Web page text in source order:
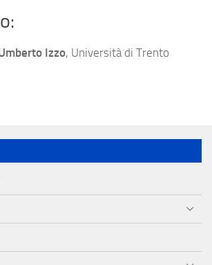
Izzo, Università di Trento